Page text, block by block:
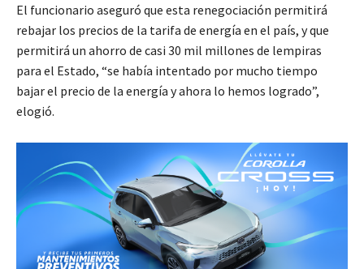
El funcionario aseguró que esta renegociación permitirá
rebajar los precios de la tarifa de energía en el país, y que
permitirá un ahorro de casi 30 mil millones de lempiras
para el Estado, “se había intentado por mucho tiempo
bajar el precio de la energía y ahora lo hemos logrado”,
elogió.